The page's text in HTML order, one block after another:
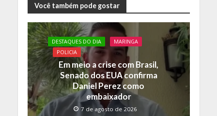
e
b
o
o
k
itt
er
at
s
A
p
p
p
y
Li
n
k
Você também pode gostar
DESTAQUES DO DIA
MARINGA
POLICIA
Em meio a crise com Brasil,
Senado dos EUA confirma
Daniel Perez como
embaixador
7 de agosto de 2026